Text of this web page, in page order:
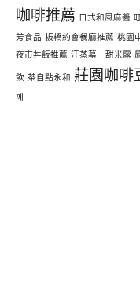
咖啡推薦 日式和風麻醬
芳食品 板橋約會餐廳推薦 桃園
夜市丼飯推薦 汗蒸幕 甜米露
飲 茶自點永和 莊園咖啡
께